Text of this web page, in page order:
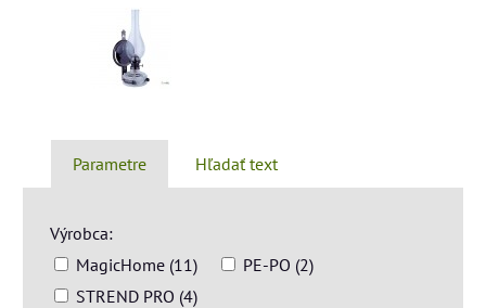
Parametre Hľadať text
Výrobca:
MagicHome (11)
PE-PO (2)
STREND PRO (4)